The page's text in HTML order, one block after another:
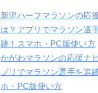
新潟ハーフマラソンの応
は？アプリでマラソン選
跡！スマホ・PC版使い方
かがわマラソンの応援ナ
プリでマラソン選手を追
ホ・PC版使い方